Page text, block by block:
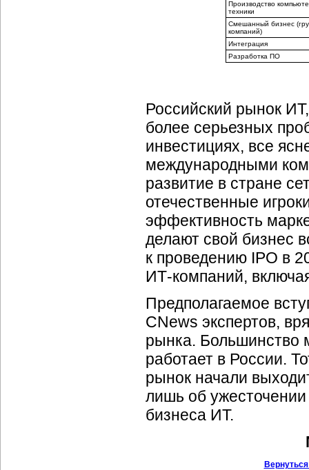
Производство
техники
Смешанный бизнес
компаний)
Интеграция
Разработка ПО
Российский рынок
более серьезных
инвестициях, все
международными
развитие в стране
отечественные
эффективность
делают свой бизнес
к проведению IPO в
ИТ-компаний,
Предполагаемое
CNews экспертов,
рынка. Большинство
работает в России.
рынок начали
лишь об
бизнеса ИТ.